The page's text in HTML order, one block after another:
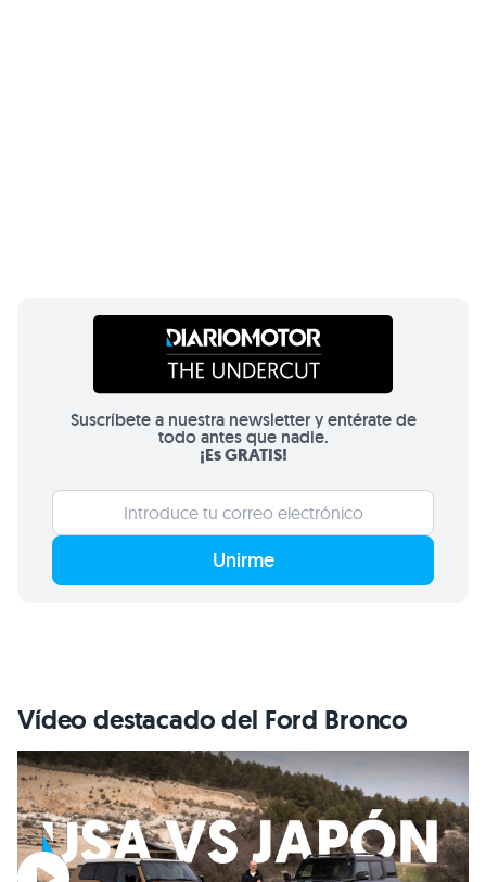
Suscríbete a nuestra newsletter y entérate de
todo antes que nadie.
¡Es GRATIS!
Unirme
Vídeo destacado del Ford Bronco